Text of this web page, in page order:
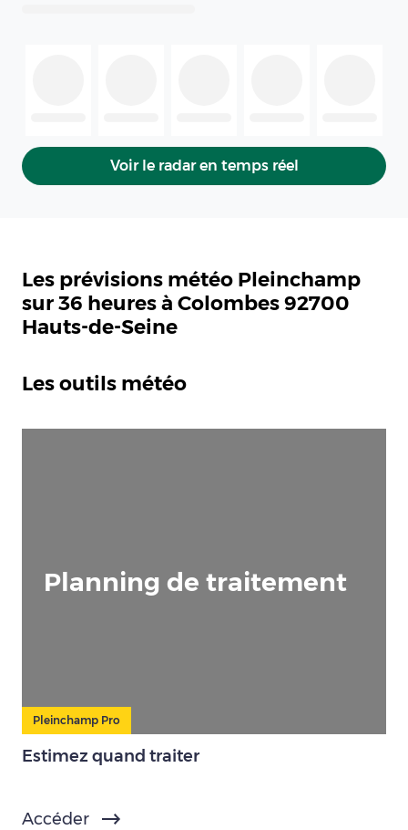
Voir le radar en temps réel
Les prévisions météo Pleinchamp
sur 36 heures à Colombes 92700
Hauts-de-Seine
Les outils météo
Planning de traitement
Pleinchamp Pro
Estimez quand traiter
Accéder